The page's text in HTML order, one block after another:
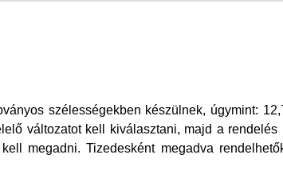
szélességekben készülnek, úgymint:
változatot kell kiválasztani, majd a rendelés
megadni. Tizedesként megadva